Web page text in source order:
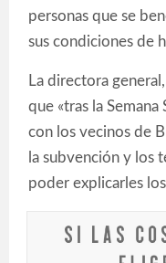
personas que se
sus condiciones de
La directora
que «tras la
con los vecinos de
la subvención y los
poder explicarles